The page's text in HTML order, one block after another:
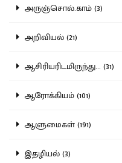
அருஞ்சொல்.காம் (3)
அறிவியல் (21)
ஆசிரியரிடமிருந்து... (31)
ஆரோக்கியம் (101)
ஆளுமைகள் (191)
இதழியல் (3)